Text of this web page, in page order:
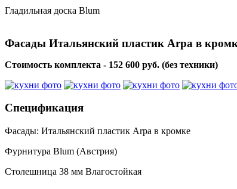
Гладильная доска Blum
Фасады Итальянский пластик Arpa в
Стоимость комплекта - 152 600 руб. (без техники)
Спецификация
Фасады: Итальянский пластик Arpa в кромке
Фурнитура Blum (Австрия)
Столешница 38 мм Влагостойкая